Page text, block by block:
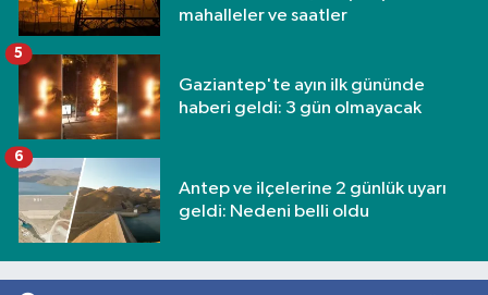
mahalleler ve saatler
Gaziantep'te ayın ilk gününde
haberi geldi: 3 gün olmayacak
5
Antep ve ilçelerine 2 günlük uyarı
geldi: Nedeni belli oldu
6